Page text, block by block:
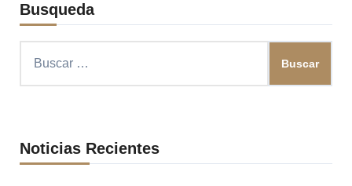
Busqueda
Noticias Recientes